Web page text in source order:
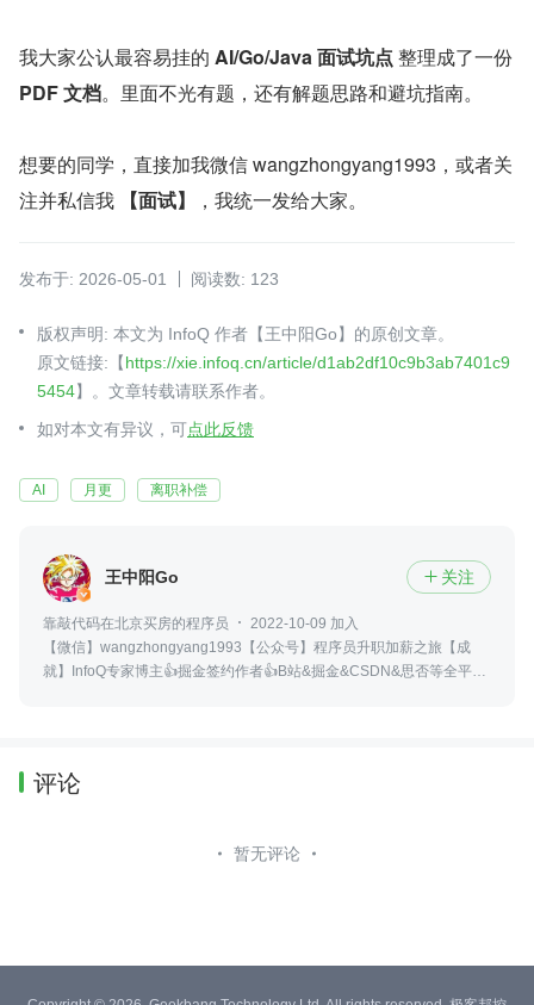
我大家公认最容易挂的 AI/Go/Java 面试坑点
PDF 文档。里面不光有题，还有解题思路和避坑指南。
想要的同学，直接加我微信 wangzhongyang1993，或者关
注并私信我
【面试】 ，我统一发给大家。
发布于: 2026-05-01 阅读数: 123
版权声明: 本文为 InfoQ 作者【王中阳Go】的原创文章。
原文链接:【https://xie.infoq.cn/article/d1ab2df10c9b3ab7401c9
5454】。文章转载请联系作者。
如对本文有异议，可点此反馈
AI 月更 离职补偿
王中阳Go  关注
靠敲代码在北京买房的程序员
2022-10-09 加入
【微信】wangzhongyang1993【公众号】程序员升职加薪之旅【成
就】InfoQ专家博主👍掘金签约作者👍B站&掘金&CSDN&思否等全平台
评论
暂无评论